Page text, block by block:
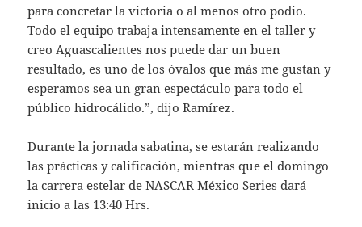
para concretar la victoria o al menos otro podio.
Todo el equipo trabaja intensamente en el taller y
creo Aguascalientes nos puede dar un buen
resultado, es uno de los óvalos que más me gustan y
esperamos sea un gran espectáculo para todo el
público hidrocálido.”, dijo Ramírez.
Durante la jornada sabatina, se estarán realizando
las prácticas y calificación, mientras que el domingo
la carrera estelar de NASCAR México Series dará
inicio a las 13:40 Hrs.